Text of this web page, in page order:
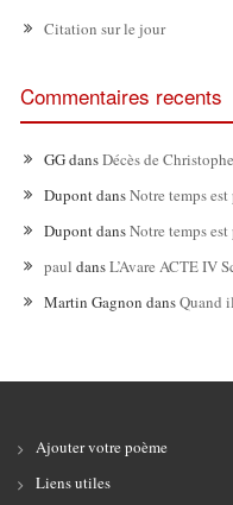
Citation sur le jour
Commentaires recents
GGdansDécès de
DupontdansNotre temps
DupontdansNotre temps
paul dansL’Avare ACTE IV
Martin Gagnon dansQuand
Ajouter votre poème
Liens utiles